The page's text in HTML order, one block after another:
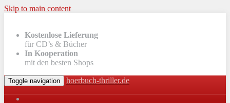
Skip to main content
Kostenlose Lieferung
für CD’s & Bücher
In Kooperation
mit den besten Shops
Toggle navigation hoerbuch-thriller.de